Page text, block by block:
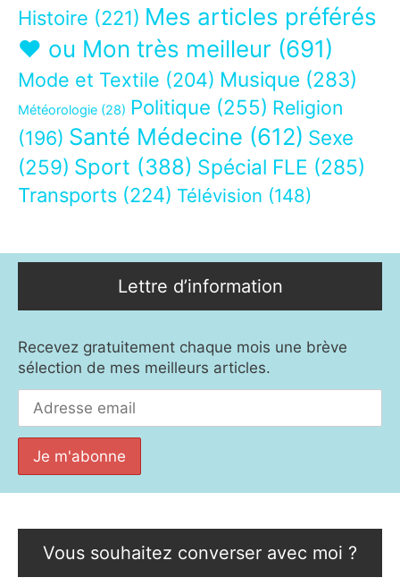
Histoire (221) Mes articles préférés
❤ ou Mon très meilleur (691)
Mode et Textile (204) Musique (283)
Météorologie (28) Politique (255) Religion
(196) Santé Médecine (612) Sexe
(259) Sport (388) Spécial FLE (285)
Transports (224) Télévision (148)
Lettre d’information
Recevez gratuitement chaque mois une brève
sélection de mes meilleurs articles.
Vous souhaitez converser avec moi ?